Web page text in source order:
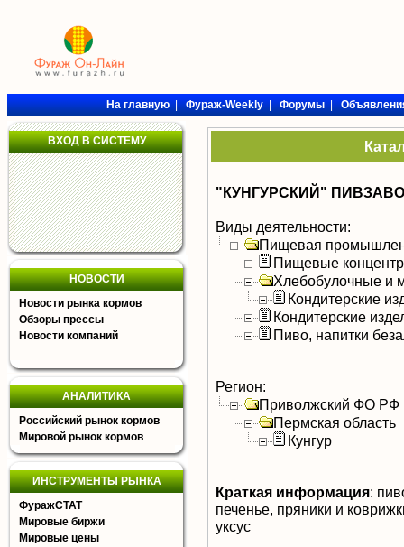
На главную|Фураж-Weekly|Форумы|
ВХОД В СИСТЕМУ
НОВОСТИ
Новости рынка кормов
Обзоры прессы
Новости компаний
АНАЛИТИКА
Российский рынок кормов
Мировой рынок кормов
ИНСТРУМЕНТЫ РЫНКА
ФуражСТАТ
Мировые биржи
Мировые цены
"КУНГУРСКИЙ"
Виды деятельности:
Пищевая
Пищевые
Хлебобулочные и
Кондитерские
Кондитерские
Пиво, напитки
Регион:
Приволжский ФО РФ
Пермская область
Кунгур
Краткая информация:
печенье, пряники и
уксус